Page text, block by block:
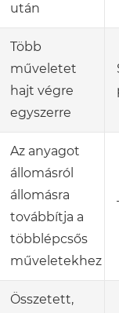
után
Több
műveletet
hajt végre
egyszerre
Az anyagot
állomásról
állomásra
továbbítja a
többlépcsős
műveletekhez
Összetett,